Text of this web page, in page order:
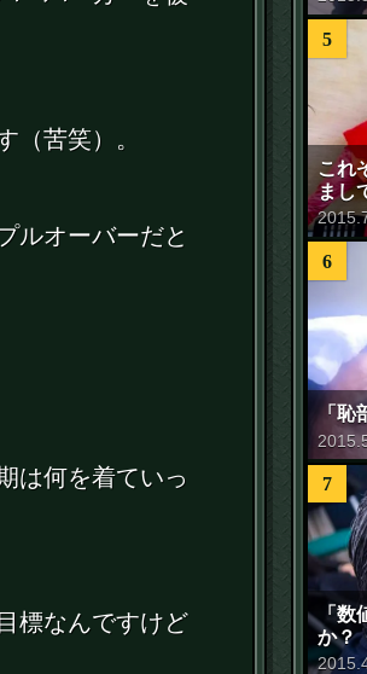
（苦笑）。
ルオーバーだと
は何を着ていっ
標なんですけど
5
これ
まし
2015.
6
「恥
2015 .
7
「
か？
2015 .